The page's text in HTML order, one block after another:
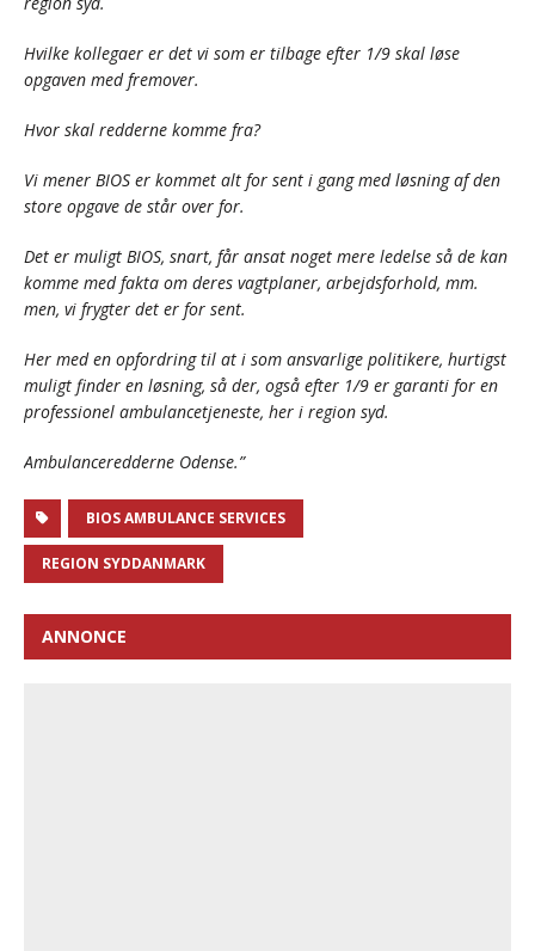
Hvilke kollegaer er det vi som er tilbage efter 1/9 skal løse
opgaven med fremover.
Hvor skal redderne komme fra?
Vi mener BIOS er kommet alt for sent i gang med løsning af den
store opgave de står over for.
Det er muligt BIOS, snart, får ansat noget mere ledelse så de kan
komme med fakta om deres vagtplaner, arbejdsforhold, mm.
men, vi frygter det er for sent.
Her med en opfordring til at i som ansvarlige politikere, hurtigst
muligt finder en løsning, så der, også efter 1/9 er garanti for en
professionel ambulancetjeneste, her i region syd.
Ambulanceredderne Odense.”
BIOS AMBULANCE SERVICES
REGION SYDDANMARK
ANNONCE